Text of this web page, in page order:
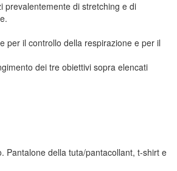
prevalentemente di stretching e di
per il controllo della respirazione e per il
dei tre obiettivi sopra elencati
Pantalone della tuta/pantacollant, t-shirt e